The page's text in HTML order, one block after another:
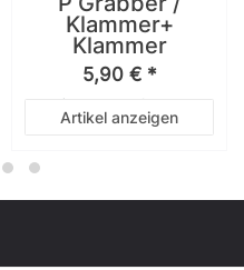
Klammer+
Klammer
5,90 € *
Artikel anzeigen
inkl. ges. MwSt.
Versandkosten